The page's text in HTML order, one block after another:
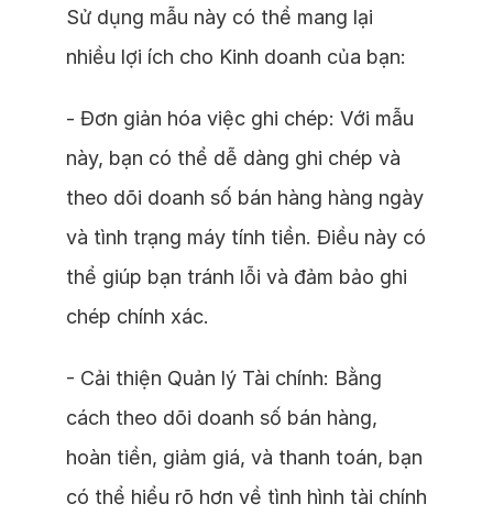
Sử dụng mẫu này có thể mang lại
nhiều lợi ích cho Kinh doanh của bạn:
- Đơn giản hóa việc ghi chép: Với mẫu
này, bạn có thể dễ dàng ghi chép và
theo dõi doanh số bán hàng hàng ngày
và tình trạng máy tính tiền. Điều này có
thể giúp bạn tránh lỗi và đảm bảo ghi
chép chính xác.
- Cải thiện Quản lý Tài chính: Bằng
cách theo dõi doanh số bán hàng,
hoàn tiền, giảm giá, và thanh toán, bạn
có thể hiểu rõ hơn về tình hình tài chính